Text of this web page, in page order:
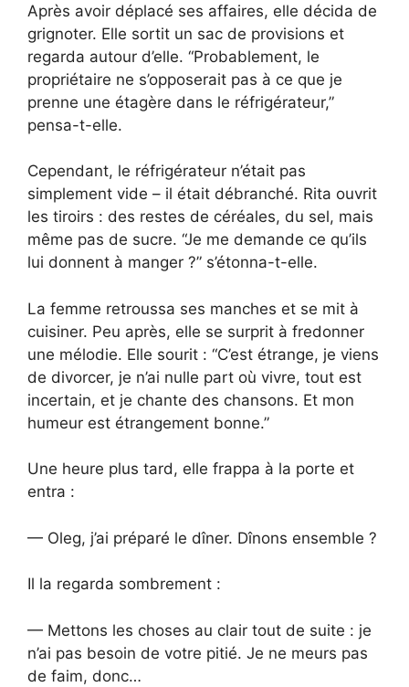
Après avoir déplacé ses affaires, elle décida de
grignoter. Elle sortit un sac de provisions et
regarda autour d’elle. “Probablement, le
propriétaire ne s’opposerait pas à ce que je
prenne une étagère dans le réfrigérateur,”
pensa-t-elle.
Cependant, le réfrigérateur n’était pas
simplement vide – il était débranché. Rita ouvrit
les tiroirs : des restes de céréales, du sel, mais
même pas de sucre. “Je me demande ce qu’ils
lui donnent à manger ?” s’étonna-t-elle.
La femme retroussa ses manches et se mit à
cuisiner. Peu après, elle se surprit à fredonner
une mélodie. Elle sourit : “C’est étrange, je viens
de divorcer, je n’ai nulle part où vivre, tout est
incertain, et je chante des chansons. Et mon
humeur est étrangement bonne.”
Une heure plus tard, elle frappa à la porte et
entra :
— Oleg, j’ai préparé le dîner. Dînons ensemble ?
Il la regarda sombrement :
— Mettons les choses au clair tout de suite : je
n’ai pas besoin de votre pitié. Je ne meurs pas
de faim, donc…